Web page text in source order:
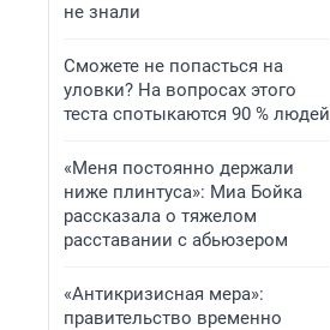
не знали
Сможете не попасться на
уловки? На вопросах этого
теста спотыкаются 90 % людей
«Меня постоянно держали
ниже плинтуса»: Миа Бойка
рассказала о тяжелом
расставании с абьюзером
«Антикризисная мера»:
правительство временно